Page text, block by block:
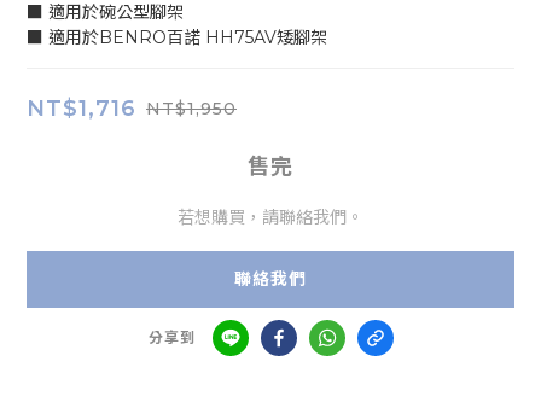
■ 適用於碗公型腳架
■ 適用於BENRO百諾 HH75AV矮腳架
NT$1,716 NT$1,950
售完
若想購買，請聯絡我們。
聯絡我們
分享到